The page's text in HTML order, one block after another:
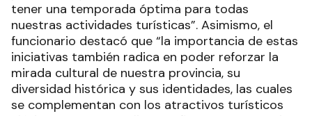
tener una temporada óptima para todas
nuestras actividades turísticas”. Asimismo, el
funcionario destacó que “la importancia de estas
iniciativas también radica en poder reforzar la
mirada cultural de nuestra provincia, su
diversidad histórica y sus identidades, las cuales
se complementan con los atractivos turísticos